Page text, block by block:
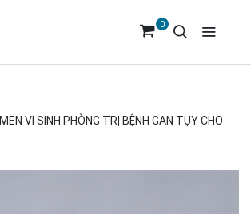
0
VI SINH PHÒNG TRỊ BỆNH GAN TỤY CHO